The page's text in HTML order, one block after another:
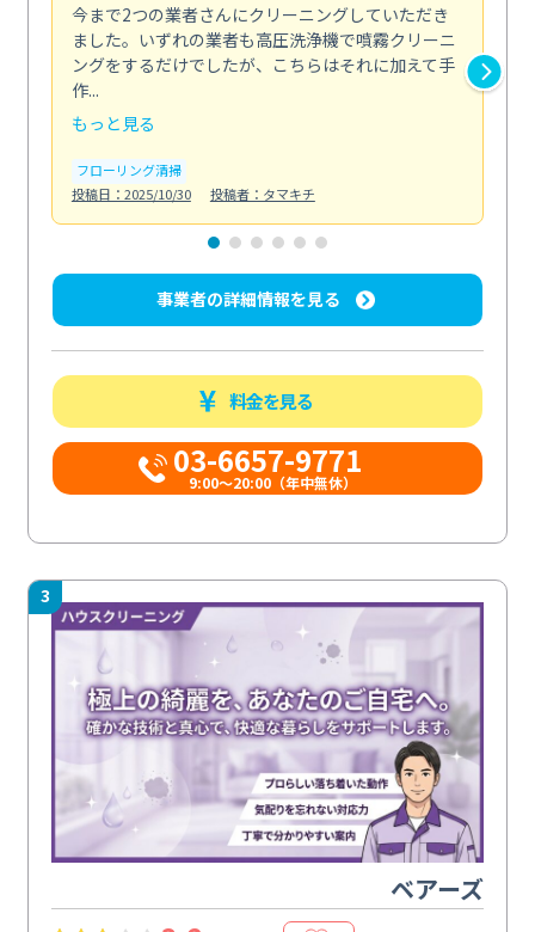
今まで2つの業者さんにクリーニングしていただき
ました。いずれの業者も高圧洗浄機で噴霧クリーニ
ングをするだけでしたが、こちらはそれに加えて手
作...
もっと見る
フローリング清掃
投稿日：2025/10/30
投稿者：タマキチ
事業者の詳細情報を見る
料金を見る
03-6657-9771
9:00～20:00（年中無休）
3
ベアーズ